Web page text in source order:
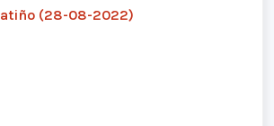
(28-08-2022)